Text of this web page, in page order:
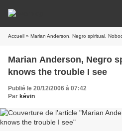
Accueil » Marian Anderson, Negro spiritual,
Marian Anderson, Negro
knows the trouble I see
Publié le 20/12/2006 à 07:42
Par kévin